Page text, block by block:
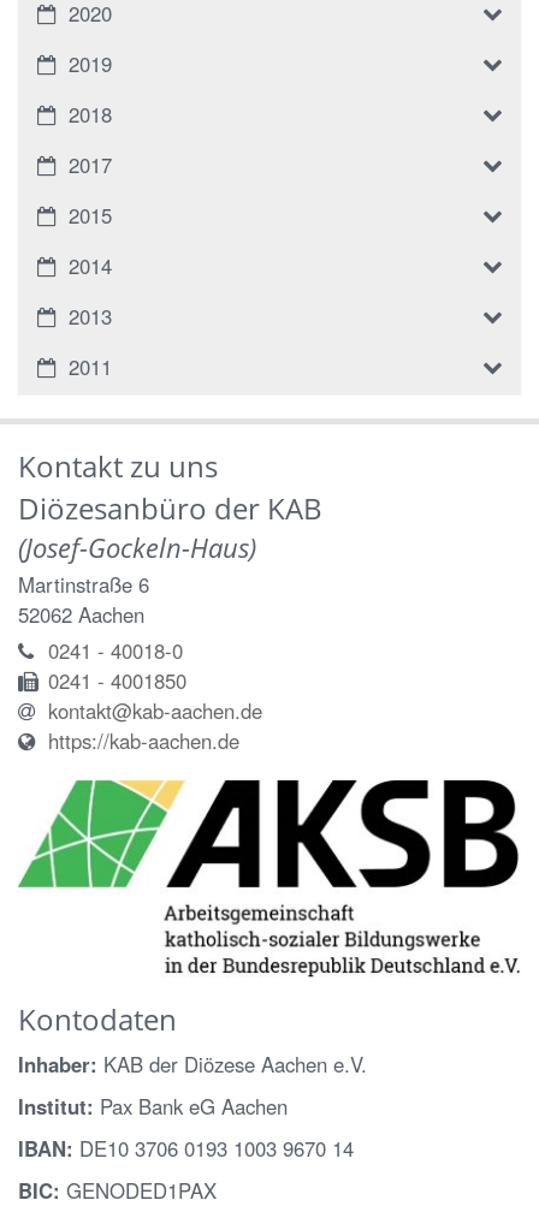
2020
2019
2018
2017
2015
2014
2013
2011
Kontakt zu uns
Diözesanbüro der KAB
(Josef-Gockeln-Haus)
Martinstraße 6
52062 Aachen
0241 - 40018-0
0241 - 4001850
kontakt@kab-aachen.de
https://kab-aachen.de
Kontodaten
Inhaber: KAB der Diözese Aachen e.V.
Institut: Pax Bank eG Aachen
IBAN: DE10 3706 0193 1003 9670 14
BIC: GENODED1PAX